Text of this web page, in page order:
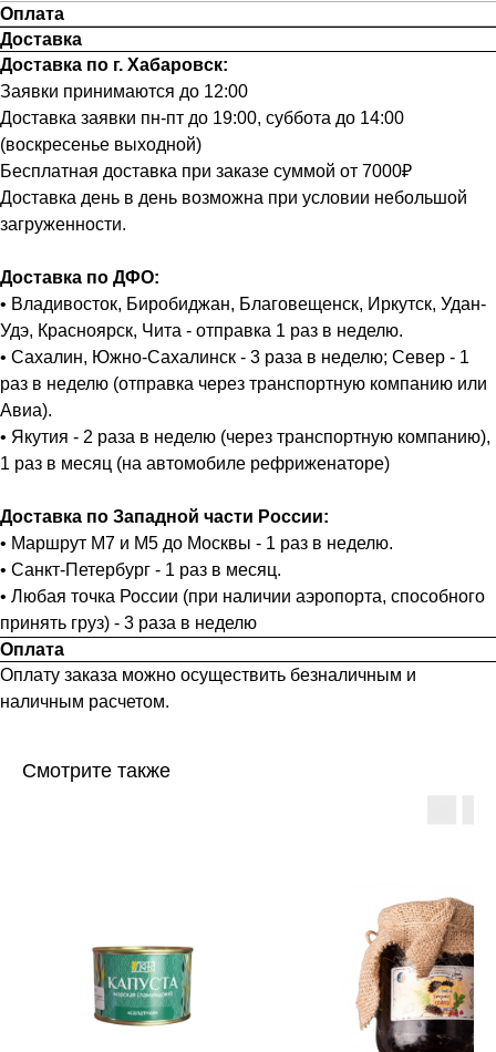
Оплата
Доставка
Доставка по г. Хабаровск:
Заявки принимаются до 12:00
Доставка заявки пн-пт до 19:00, суббота до 14:00
(воскресенье выходной)
Бесплатная доставка при заказе суммой от 7000₽
Доставка день в день возможна при условии небольшой
загруженности.
Доставка по ДФО:
• Владивосток, Биробиджан, Благовещенск, Иркутск, Удан-
Удэ, Красноярск, Чита - отправка 1 раз в неделю.
• Сахалин, Южно-Сахалинск - 3 раза в неделю; Север - 1
раз в неделю (отправка через транспортную компанию или
Авиа).
• Якутия - 2 раза в неделю (через транспортную компанию),
1 раз в месяц (на автомобиле рефриженаторе)
Доставка по Западной части России:
• Маршрут М7 и М5 до Москвы - 1 раз в неделю.
• Санкт-Петербург - 1 раз в месяц.
• Любая точка России (при наличии аэропорта, способного
принять груз) - 3 раза в неделю
Оплата
Оплату заказа можно осуществить безналичным и
наличным расчетом.
Смотрите также